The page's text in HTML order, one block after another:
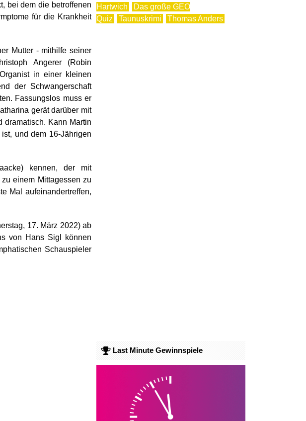
bei dem die betroffenen
für die Krankheit
Mutter - mithilfe seiner
Angerer (Robin
in einer kleinen
der Schwangerschaft
Fassungslos muss er
gerät darüber mit
dramatisch. Kann Martin
und dem 16-Jährigen
kennen, der mit
einem Mittagessen zu
Mal aufeinandertreffen,
17. März 2022) ab
von Hans Sigl können
Schauspieler
Hartwich
Das große GEO
Quiz
Taunuskrimi Thomas Anders
Last Minute Gewinnspiele